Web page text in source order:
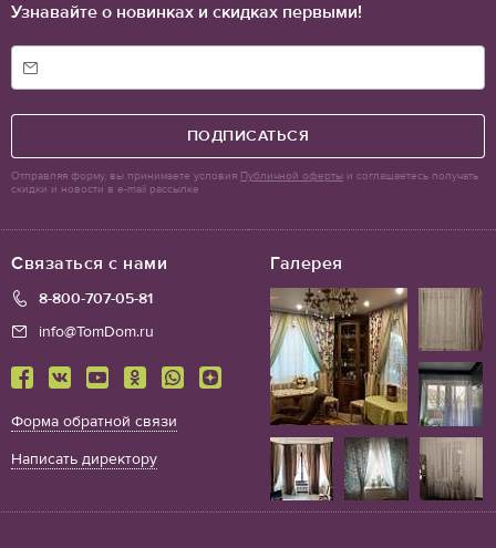
Галерея
Связаться с нами
8-800-707-05-81
info@TomDom.ru
Форма обратной связи
Написать директору
Узнавайте о новинках и скидках первыми!
ПОДПИСАТЬСЯ
Отправляя форму, вы принимаете условия Публичной оферты и соглашаетесь получать
скидки и новости в e-mail рассылке